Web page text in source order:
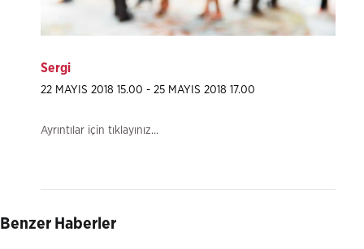
Sergi
22 MAYIS 2018 15.00 - 25 MAYIS 2018 17.00
Ayrıntılar için tıklayınız...
Benzer Haberler